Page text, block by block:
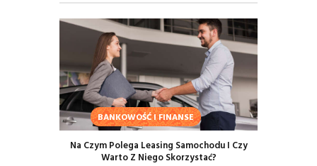
BANKOWOŚĆ I FINANSE
Na Czym Polega Leasing Samochodu I Czy
Warto Z Niego Skorzystać?